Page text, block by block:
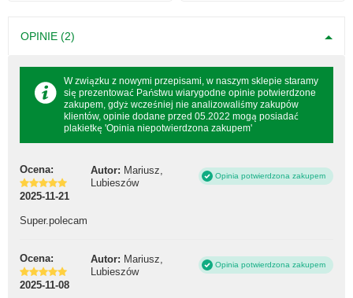
OPINIE (2)
W związku z nowymi przepisami, w naszym sklepie staramy
się prezentować Państwu wiarygodne opinie potwierdzone
zakupem, gdyż wcześniej nie analizowaliśmy zakupów
klientów, opinie dodane przed 05.2022 mogą posiadać
plakietkę 'Opinia niepotwierdzona zakupem'
Ocena: Autor: Mariusz,
Lubieszów
Opinia potwierdzona zakupem
2025-11-21
Super.polecam
Ocena: Autor: Mariusz,
Lubieszów
Opinia potwierdzona zakupem
2025-11-08